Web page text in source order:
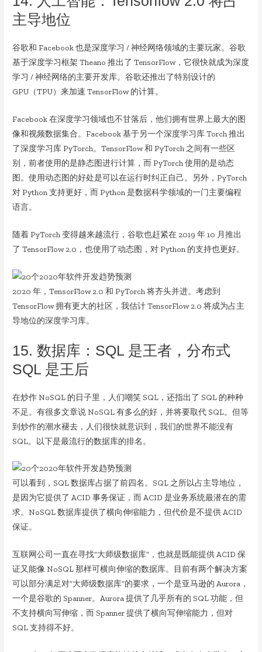
主导地位
谷歌和 Facebook 也是深度学习 / 神经网络领域的主要玩家。谷歌
基于深度学习框架 Theano 推出了 TensorFlow，它很快就成为深度
学习 / 神经网络的主要开发库。谷歌还推出了特别设计的
GPU（TPU）来加速 TensorFlow 的计算。
Facebook 在深度学习领域也不甘落后，他们拥有世界上最大的图
像和视频数据集合。Facebook 基于另一个深度学习库 Torch 推出
了深度学习库 PyTorch。TensorFlow 和 PyTorch 之间有一些区
别，前者使用的是静态图进行计算，而 PyTorch 使用的是动态
图。使用动态图的好处是可以在运行时纠正自己。另外，PyTorch
对 Python 支持更好，而 Python 是数据科学领域的一门主要编程
语言。
随着 PyTorch 变得越来越流行，谷歌也赶紧在 2019 年 10 月推出
了 TensorFlow 2.0，也使用了动态图，对 Python 的支持也更好。
2020 年，TensorFlow 2.0 和 PyTorch 将齐头并进。考虑到
TensorFlow 拥有更大的社区，我估计 TensorFlow 2.0 将成为占主
导地位的深度学习库。
15. 数据库：SQL 是王者，分布式
SQL 是王后
在炒作 NoSQL 的日子里，人们嘲笑 SQL，还指出了 SQL 的种种
不足。有很多文章说 NoSQL 有多么的好，并将要取代 SQL。但等
到炒作的潮水褪去，人们很快就意识到，我们的世界不能没有
SQL。以下是最流行的数据库的排名。
可以看到，SQL 数据库占据了前四名。SQL 之所以占主导地位，
是因为它提供了 ACID 事务保证，而 ACID 是业务系统最潜在的需
求。NoSQL 数据库提供了横向伸缩能力，但代价是不提供 ACID
保证。
互联网公司一直在寻找“大师级数据库”，也就是既能提供 ACID 保
证又能像 NoSQL 那样可横向伸缩的数据库。目前有两个解决方案
可以部分满足对“大师级数据库”的要求，一个是亚马逊的 Aurora，
一个是谷歌的 Spanner。Aurora 提供了几乎所有的 SQL 功能，但
不支持横向写伸缩，而 Spanner 提供了横向写伸缩能力，但对
SQL 支持得不好。